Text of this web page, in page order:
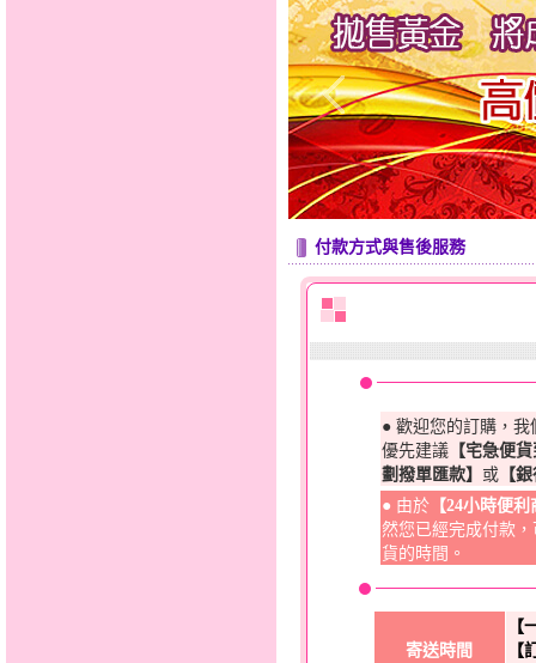
付款方式與售後服務
● 歡迎您的訂購，
優先建議 【宅急便
劃撥單匯款】 或 【
● 由於 【24小時便
然您已經完成付款
貨的時間。
寄送時間
【
【